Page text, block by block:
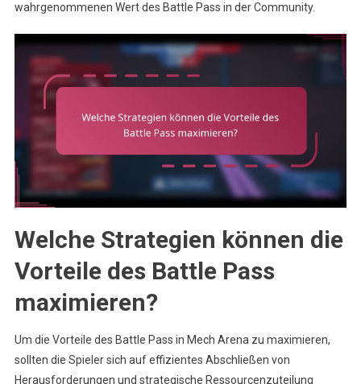
wahrgenommenen Wert des Battle Pass in der Community.
Welche Strategien können die
Vorteile des Battle Pass
maximieren?
Um die Vorteile des Battle Pass in Mech Arena zu maximieren,
sollten die Spieler sich auf effizientes Abschließen von
Herausforderungen und strategische Ressourcenzuteilung